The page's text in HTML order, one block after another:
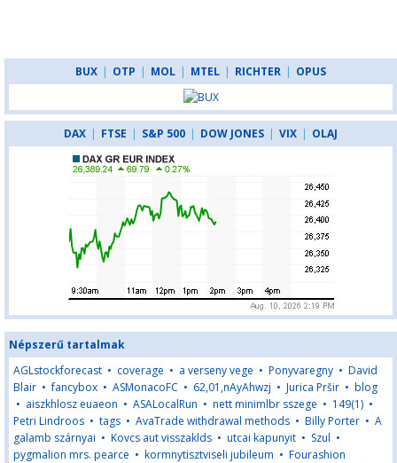
BUX | OTP | MOL | MTEL | RICHTER | OPUS
DAX | FTSE | S&P 500 | DOW JONES | VIX | OLAJ
Népszerű tartalmak
AGLstockforecast • coverage • a verseny vege • Ponyvaregny • David
Blair •fancybox • ASMonacoFC • 62,01,nAyAhwzj • Jurica Pršir • blog
• aiszkhlosz euaeon • ASALocalRun • nett minimlbr sszege • 149(1) •
Petri Lindroos • tags • AvaTrade withdrawal methods • Billy Porter • A
galamb szárnyai • Kovcs aut visszaklds • utcai kapunyit • Szul •
pygmalion mrs. pearce • kormnytisztviseli jubileum • Fourashion